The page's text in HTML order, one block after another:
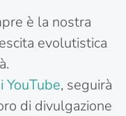
è la nostra
evolutistica
YouTube, seguirà
di divulgazione